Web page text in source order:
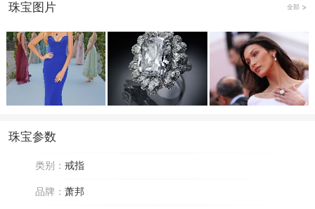
珠宝图片 全部
珠宝参数
类别： 戒指
品牌： 萧邦